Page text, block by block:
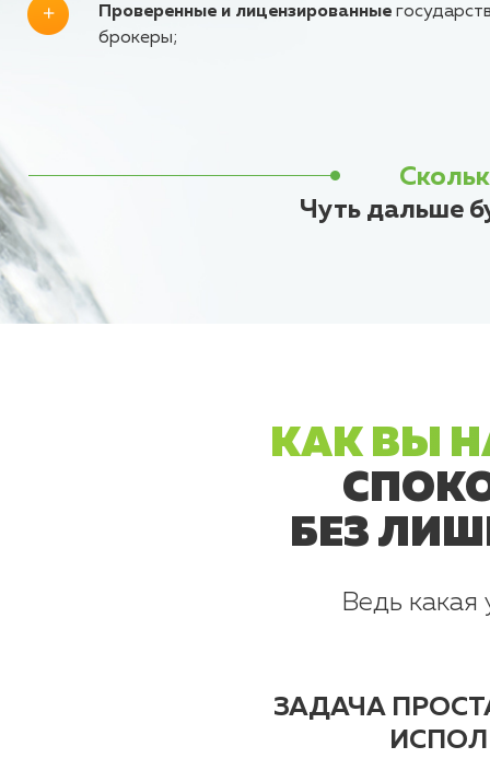
Проверенные и лицензированные
брокеры;
Чуть дальше
КАК ВЫ
БЕЗ
Ведь какая
ЗАДАЧА